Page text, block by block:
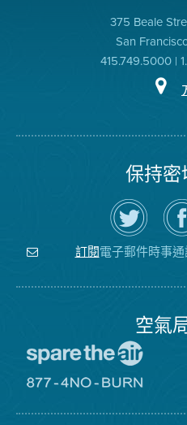
375 Beale
San
415.749.5000 |
保持密
在
Twitter
上
關
注
空
覽
空
訂閱電子郵件時事
空氣